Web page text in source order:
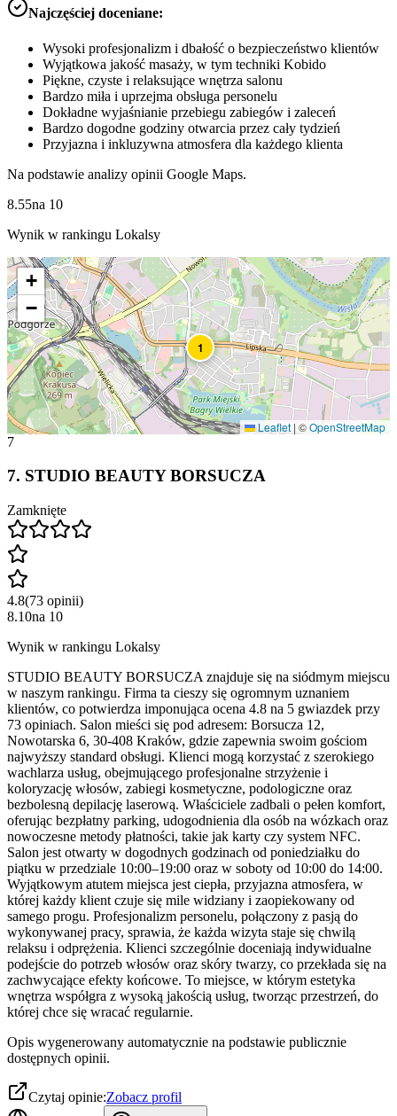
Najczęściej doceniane:
Wysoki profesjonalizm i dbałość o bezpieczeństwo klientów
Wyjątkowa jakość masaży, w tym techniki Kobido
Piękne, czyste i relaksujące wnętrza salonu
Bardzo miła i uprzejma obsługa personelu
Dokładne wyjaśnianie przebiegu zabiegów i zaleceń
Bardzo dogodne godziny otwarcia przez cały tydzień
Przyjazna i inkluzywna atmosfera dla każdego klienta
Na podstawie analizy opinii Google Maps.
8.55na 10
Wynik w rankingu Lokalsy
1
+
−
Leaflet | ©OpenStreetMap
7
7. STUDIO BEAUTY BORSUCZA
Zamknięte
4.8(73 opinii)
8.10na 10
Wynik w rankingu Lokalsy
STUDIO BEAUTY BORSUCZA znajduje się na siódmym miejscu
w naszym rankingu. Firma ta cieszy się ogromnym uznaniem
klientów, co potwierdza imponująca ocena 4.8 na 5 gwiazdek przy
73 opiniach. Salon mieści się pod adresem: Borsucza 12,
Nowotarska 6, 30-408 Kraków, gdzie zapewnia swoim gościom
najwyższy standard obsługi. Klienci mogą korzystać z szerokiego
wachlarza usług, obejmującego profesjonalne strzyżenie i
koloryzację włosów, zabiegi kosmetyczne, podologiczne oraz
bezbolesną depilację laserową. Właściciele zadbali o pełen komfort,
oferując bezpłatny parking, udogodnienia dla osób na wózkach oraz
nowoczesne metody płatności, takie jak karty czy system NFC.
Salon jest otwarty w dogodnych godzinach od poniedziałku do
piątku w przedziale 10:00–19:00 oraz w soboty od 10:00 do 14:00.
Wyjątkowym atutem miejsca jest ciepła, przyjazna atmosfera, w
której każdy klient czuje się mile widziany i zaopiekowany od
samego progu. Profesjonalizm personelu, połączony z pasją do
wykonywanej pracy, sprawia, że każda wizyta staje się chwilą
relaksu i odprężenia. Klienci szczególnie doceniają indywidualne
podejście do potrzeb włosów oraz skóry twarzy, co przekłada się na
zachwycające efekty końcowe. To miejsce, w którym estetyka
wnętrza współgra z wysoką jakością usług, tworząc przestrzeń, do
której chce się wracać regularnie.
Opis wygenerowany automatycznie na podstawie publicznie
dostępnych opinii.
Czytaj opinie:Zobacz profil